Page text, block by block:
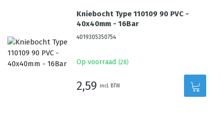
Kniebocht Type 110109 90 PVC -
40x40mm - 16Bar
4019305350754
Op voorraad (28)
2,59 incl. BTW